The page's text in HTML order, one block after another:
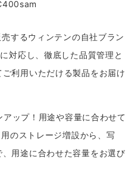
するウィンテンの自社ブラン
対応し、徹底した品質管理と
利用いただける製品をお届け
ップ！用途や容量に合わせて
のストレージ増設から、写
用途に合わせた容量をお選び